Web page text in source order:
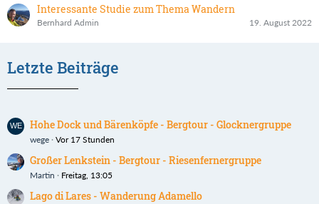
Interessante Studie zum Thema Wandern
Bernhard Admin 19. August 2022
Letzte Beiträge
Hohe Dock und Bärenköpfe - Bergtour - Glocknergruppe
wege Vor 17 Stunden
Großer Lenkstein - Bergtour - Riesenfernergruppe
Martin Freitag, 13:05
Lago di Lares - Wanderung Adamello